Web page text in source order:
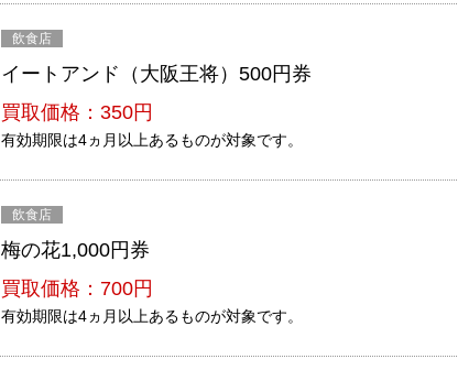
飲食店
イートアンド（大阪王将）500円券
買取価格：350円
有効期限は4ヵ月以上あるものが対象です。
飲食店
梅の花1,000円券
買取価格：700円
有効期限は4ヵ月以上あるものが対象です。